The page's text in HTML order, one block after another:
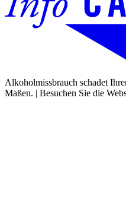
Alkoholmissbrauch schadet
Maßen. | Besuchen Sie die